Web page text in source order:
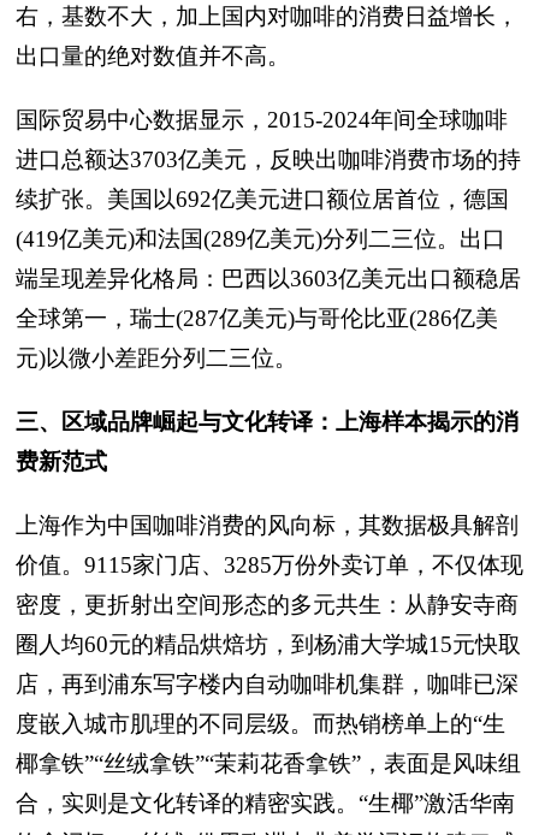
右，基数不大，加上国内对咖啡的消费日益增长，
出口量的绝对数值并不高。
国际贸易中心数据显示，2015-2024年间全球咖啡
进口总额达3703亿美元，反映出咖啡消费市场的持
续扩张。美国以692亿美元进口额位居首位，德国
(419亿美元)和法国(289亿美元)分列二三位。出口
端呈现差异化格局：巴西以3603亿美元出口额稳居
全球第一，瑞士(287亿美元)与哥伦比亚(286亿美
元)以微小差距分列二三位。
三、区域品牌崛起与文化转译：上海样本揭示的消
费新范式
上海作为中国咖啡消费的风向标，其数据极具解剖
价值。9115家门店、3285万份外卖订单，不仅体现
密度，更折射出空间形态的多元共生：从静安寺商
圈人均60元的精品烘焙坊，到杨浦大学城15元快取
店，再到浦东写字楼内自动咖啡机集群，咖啡已深
度嵌入城市肌理的不同层级。而热销榜单上的“生
椰拿铁”“丝绒拿铁”“茉莉花香拿铁”，表面是风味组
合，实则是文化转译的精密实践。“生椰”激活华南